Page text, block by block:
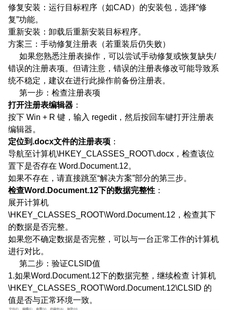
修复安装：运行目标程序（如CAD）的安装包，选择“修
复”功能。
重新安装：卸载后重新安装目标程序。
方案三：手动修复注册表（若重装后仍失败）
如果您熟悉注册表操作，可以尝试手动修复或恢复缺失/
错误的注册表项。但请注意，错误的注册表修改可能导致系
统不稳定，建议在进行此操作前备份注册表。
第一步：检查注册表项
打开注册表编辑器 ：
按下 Win + R 键，输入 regedit，然后按回车键打开注册表
编辑器。
定位到.docx文件的注册表项 ：
导航至计算机\HKEY_CLASSES_ROOT\.docx，检查该位
置下是否存在 Word.Document.12。
如果不存在，请直接跳至“解决方案”部分的第三步。
检查Word.Document.12下的数据完整性 ：
展开计算机
\HKEY_CLASSES_ROOT\Word.Document.12，检查其下
的数据是否完整。
如果您不确定数据是否完整，可以与一台正常工作的计算机
进行对比。
第二步：验证CLSID值
1.如果Word.Document.12下的数据完整，继续检查 计算机
\HKEY_CLASSES_ROOT\Word.Document.12\CLSID 的
值是否与正常环境一致。